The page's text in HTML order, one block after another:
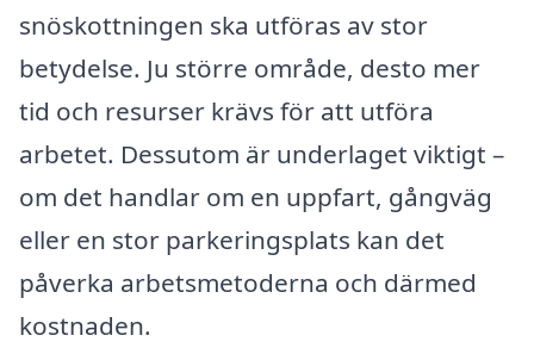
snöskottningen ska utföras av stor
betydelse. Ju större område, desto mer
tid och resurser krävs för att utföra
arbetet. Dessutom är underlaget viktigt –
om det handlar om en uppfart, gångväg
eller en stor parkeringsplats kan det
påverka arbetsmetoderna och därmed
kostnaden.